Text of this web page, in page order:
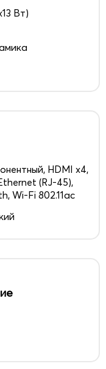
Вт)
HDMI x4,
(RJ-45),
Wi-Fi 802.11ac